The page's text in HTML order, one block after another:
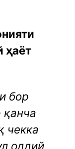
ҳаёт
бор
қанча
чекка
оддий